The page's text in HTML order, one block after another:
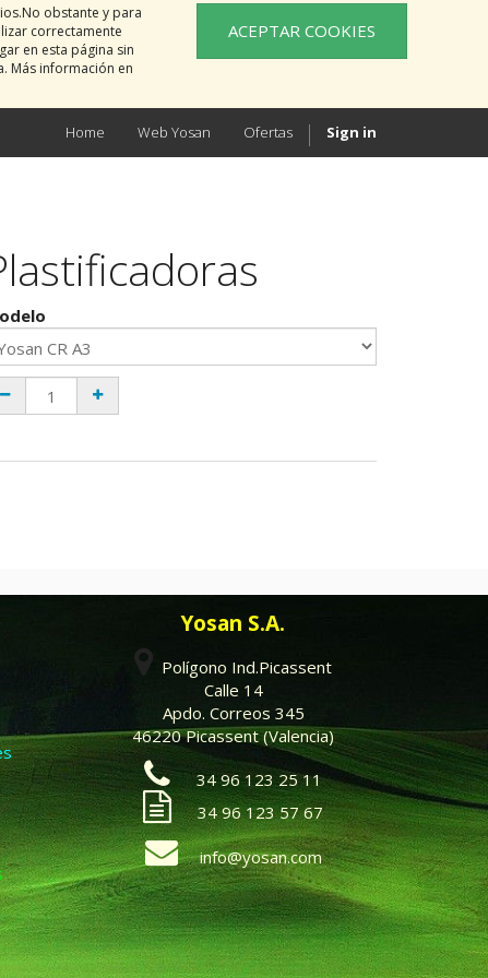
obstante y para
correctamente
en esta página sin
Más información en
ACEPTAR COOKIES
Home Web Yosan Ofertas Sign in
Yosan S.A.
Polígono Ind.Picassent
Calle 14
Apdo. Correos 345
46220 Picassent (Valencia)
34 96 123 25 11
34 96 123 57 67
info@yosan.com